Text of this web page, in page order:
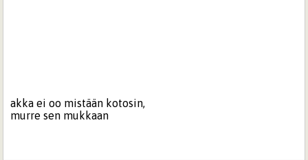
akka ei oo mistään kotosin,
murre sen mukkaan